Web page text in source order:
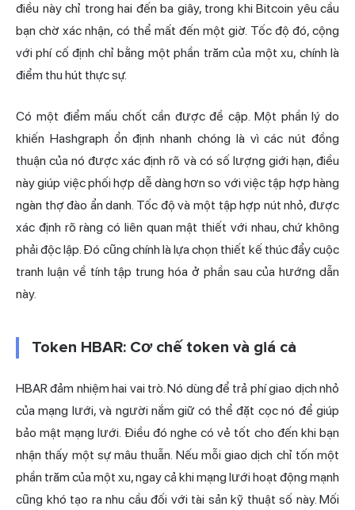
điều này chỉ trong hai đến ba giây, trong khi Bitcoin yêu cầu
bạn chờ xác nhận, có thể mất đến một giờ. Tốc độ đó, cộng
với phí cố định chỉ bằng một phần trăm của một xu, chính là
điểm thu hút thực sự.
Có một điểm mấu chốt cần được đề cập. Một phần lý do
khiến Hashgraph ổn định nhanh chóng là vì các nút đồng
thuận của nó được xác định rõ và có số lượng giới hạn, điều
này giúp việc phối hợp dễ dàng hơn so với việc tập hợp hàng
ngàn thợ đào ẩn danh. Tốc độ và một tập hợp nút nhỏ, được
xác định rõ ràng có liên quan mật thiết với nhau, chứ không
phải độc lập. Đó cũng chính là lựa chọn thiết kế thúc đẩy cuộc
tranh luận về tính tập trung hóa ở phần sau của hướng dẫn
này.
Token HBAR: Cơ chế token và giá cả
HBAR đảm nhiệm hai vai trò. Nó dùng để trả phí giao dịch nhỏ
của mạng lưới, và người nắm giữ có thể đặt cọc nó để giúp
bảo mật mạng lưới. Điều đó nghe có vẻ tốt cho đến khi bạn
nhận thấy một sự mâu thuẫn. Nếu mỗi giao dịch chỉ tốn một
phần trăm của một xu, ngay cả khi mạng lưới hoạt động mạnh
cũng khó tạo ra nhu cầu đối với tài sản kỹ thuật số này. Mối